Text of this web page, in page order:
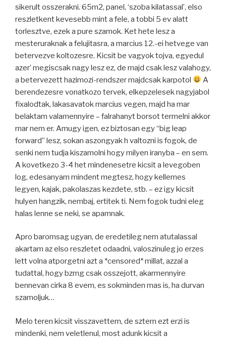
sikerult osszerakni. 65m2, panel, ‘szoba kilatassal’, elso
reszletkent kevesebb mint a fele, a tobbi 5 ev alatt
torlesztve, ezek a pure szamok. Ket hete lesz a
mesteruraknak a felujitasra, a marcius 12.-ei hetvege van
betervezve koltozesre. Kicsit be vagyok tojva, egyedul
azer’ megiscsak nagy lesz ez, de majd csak lesz valahogy,
a betervezett hazimozi-rendszer majdcsak karpotol
A
berendezesre vonatkozo tervek, elkepzelesek nagyjabol
fixalodtak, lakasavatok marcius vegen, majd ha mar
belaktam valamennyire – falrahanyt borsot termelni akkor
mar nem er. Amugy igen, ez biztosan egy “big leap
forward” lesz, sokan aszongyak h valtozni is fogok, de
senki nem tudja kiszamolni hogy milyen iranyba – en sem.
A kovetkezo 3-4 het mindenesetre kicsit a levegoben
log, edesanyam mindent megtesz, hogy kellemes
legyen, kajak, pakolaszas kezdete, stb. – ez igy kicsit
hulyen hangzik, nembaj, ertitek ti. Nem fogok tudni eleg
halas lenne se neki, se apamnak.
Apro baromsag ugyan, de eredetileg nem atutalassal
akartam az elso reszletet odaadni, valoszinuleg jo erzes
lett volna atporgetni azt a *censored* millat, azzal a
tudattal, hogy bzmg csak osszejott, akarmennyire
bennevan cirka 8 evem, es sokminden mas is, ha durvan
szamoljuk…
Melo teren kicsit visszavettem, de sztem ezt erzi is
mindenki, nem veletlenul, most adunk kicsit a